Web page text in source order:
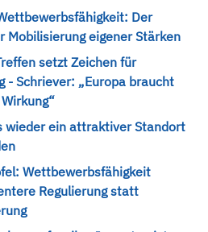
Der
Mobilisierung eigener Stärken
setzt Zeichen für
- Schriever: „Europa braucht
wieder ein attraktiver Standort
Wettbewerbsfähigkeit
Regulierung statt